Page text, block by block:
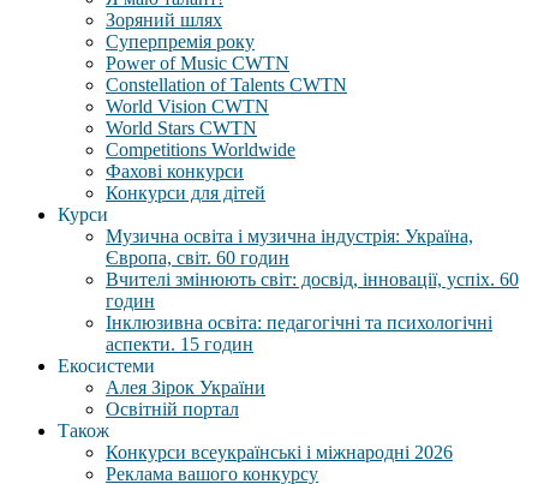
Зоряний шлях
Суперпремія року
Power of Music CWTN
Constellation of Talents CWTN
World Vision CWTN
World Stars CWTN
Competitions Worldwide
Фахові конкурси
Конкурси для дітей
Курси
Музична освіта і музична індустрія: Україна,
Європа, світ. 60 годин
Вчителі змінюють світ: досвід, інновації, успіх. 60
годин
Інклюзивна освіта: педагогічні та психологічні
аспекти. 15 годин
Екосистеми
Алея Зірок України
Освітній портал
Також
Конкурси всеукраїнські і міжнародні 2026
Реклама вашого конкурсу